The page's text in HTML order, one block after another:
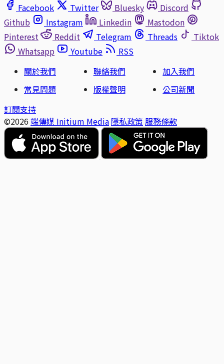
Facebook
Twitter Bluesky
Discord
Github
Instagram Linkedin
Mastodon
Pinterest
Reddit Telegram Threads
Tiktok
Whatsapp
Youtube
RSS
關於我們
聯絡我們
加入我們
常見問題
版權聲明
公司新聞
訂閱支持
©2026 端傳媒 Initium Media 隱私政策 服務條款